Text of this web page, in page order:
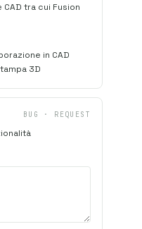
tra cui Fusion
in CAD
3D
BUG · REQUEST